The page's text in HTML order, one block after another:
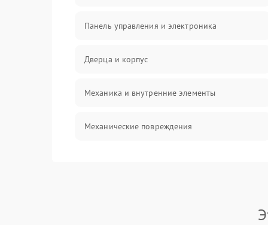
Панель управления и электроника
Дверца и корпус
Механика и внутренние элементы
Механические повреждения